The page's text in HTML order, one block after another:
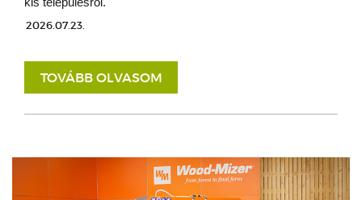
2026.07.23.
TOVÁBB OLVASOM